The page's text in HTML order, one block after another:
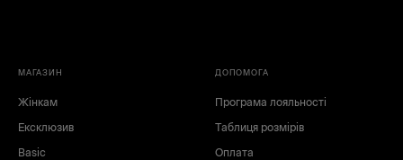
МАГАЗИН
Жінкам
Ексклюзив
Basic
ДОПОМОГА
Програма лояльності
Таблиця розмірів
Оплата